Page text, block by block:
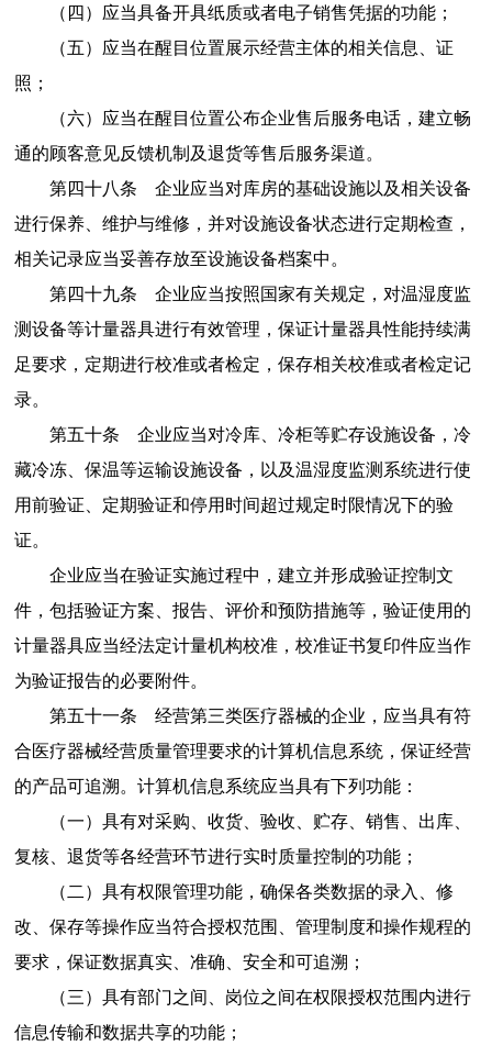
（四）应当具备开具纸质或者电子销售凭据的功能；
（五）应当在醒目位置展示经营主体的相关信息、证
照；
（六）应当在醒目位置公布企业售后服务电话，建立畅
通的顾客意见反馈机制及退货等售后服务渠道。
第四十八条 企业应当对库房的基础设施以及相关设备
进行保养、维护与维修，并对设施设备状态进行定期检查，
相关记录应当妥善存放至设施设备档案中。
第四十九条 企业应当按照国家有关规定，对温湿度监
测设备等计量器具进行有效管理，保证计量器具性能持续满
足要求，定期进行校准或者检定，保存相关校准或者检定记
录。
第五十条 企业应当对冷库、冷柜等贮存设施设备，冷
藏冷冻、保温等运输设施设备，以及温湿度监测系统进行使
用前验证、定期验证和停用时间超过规定时限情况下的验
证。
企业应当在验证实施过程中，建立并形成验证控制文
件，包括验证方案、报告、评价和预防措施等，验证使用的
计量器具应当经法定计量机构校准，校准证书复印件应当作
为验证报告的必要附件。
第五十一条 经营第三类医疗器械的企业，应当具有符
合医疗器械经营质量管理要求的计算机信息系统，保证经营
的产品可追溯。计算机信息系统应当具有下列功能：
（一）具有对采购、收货、验收、贮存、销售、出库、
复核、退货等各经营环节进行实时质量控制的功能；
（二）具有权限管理功能，确保各类数据的录入、修
改、保存等操作应当符合授权范围、管理制度和操作规程的
要求，保证数据真实、准确、安全和可追溯；
（三）具有部门之间、岗位之间在权限授权范围内进行
信息传输和数据共享的功能；